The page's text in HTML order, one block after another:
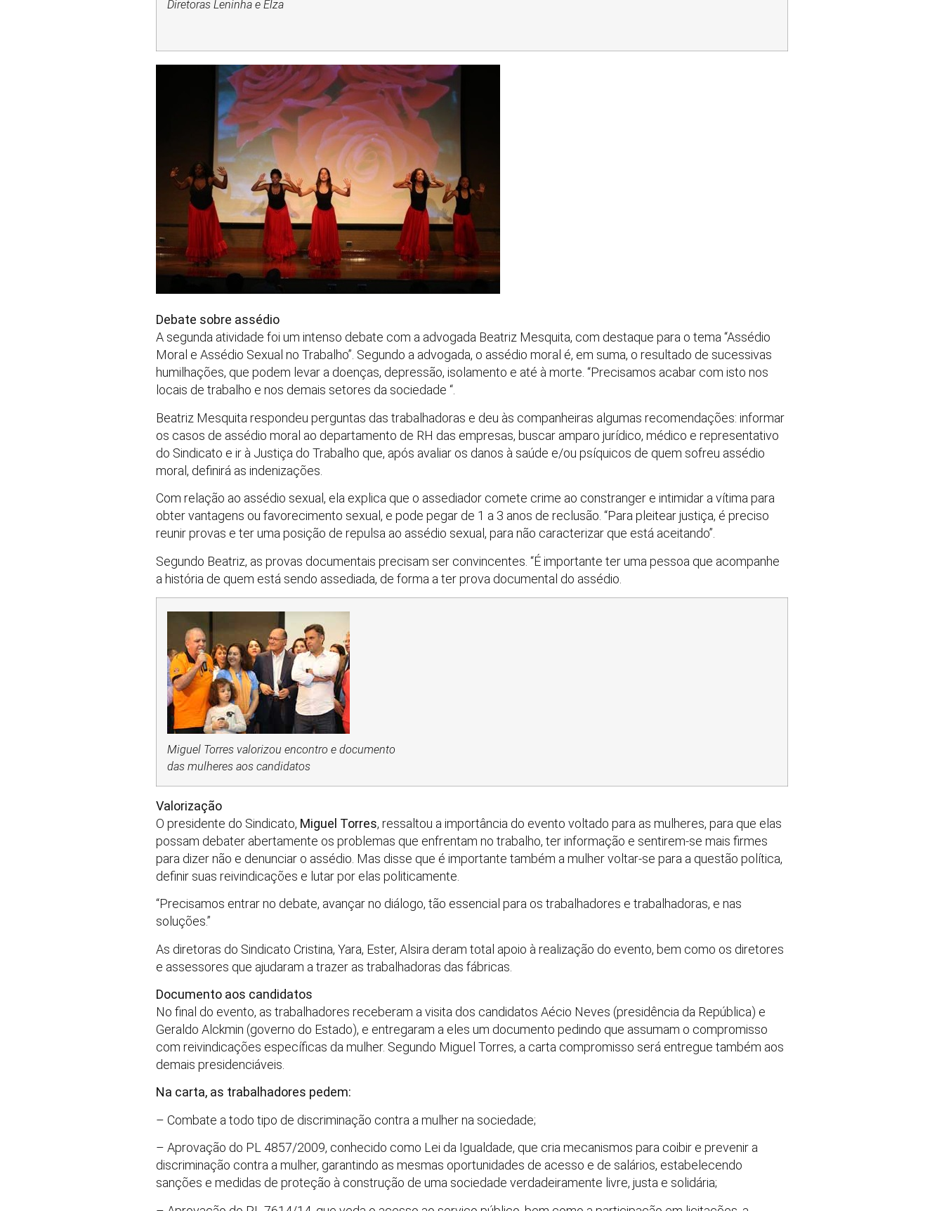
Diretoras Leninha e Elza
Debate sobre assédio
A segunda atividade foi um intenso debate com a advogada Beatriz Mesquita, com destaque para o tema “Assédio
Moral e Assédio Sexual no Trabalho”. Segundo a advogada, o assédio moral é, em suma, o resultado de sucessivas
humilhações, que podem levar a doenças, depressão, isolamento e até à morte. “Precisamos acabar com isto nos
locais de trabalho e nos demais setores da sociedade “.
Beatriz Mesquita respondeu perguntas das trabalhadoras e deu às companheiras algumas recomendações: informar
os casos de assédio moral ao departamento de RH das empresas, buscar amparo jurídico, médico e representativo
do Sindicato e ir à Justiça do Trabalho que, após avaliar os danos à saúde e/ou psíquicos de quem sofreu assédio
moral, definirá as indenizações.
Com relação ao assédio sexual, ela explica que o assediador comete crime ao constranger e intimidar a vítima para
obter vantagens ou favorecimento sexual, e pode pegar de 1 a 3 anos de reclusão. “Para pleitear justiça, é preciso
reunir provas e ter uma posição de repulsa ao assédio sexual, para não caracterizar que está aceitando”.
Segundo Beatriz, as provas documentais precisam ser convincentes. “É importante ter uma pessoa que acompanhe
a história de quem está sendo assediada, de forma a ter prova documental do assédio.
Miguel Torres valorizou encontro e documento
das mulheres aos candidatos
Valorização
O presidente do Sindicato, Miguel Torres, ressaltou a importância do evento voltado para as mulheres, para que elas
possam debater abertamente os problemas que enfrentam no trabalho, ter informação e sentirem-se mais firmes
para dizer não e denunciar o assédio. Mas disse que é importante também a mulher voltar-se para a questão política,
definir suas reivindicações e lutar por elas politicamente.
“Precisamos entrar no debate, avançar no diálogo, tão essencial para os trabalhadores e trabalhadoras, e nas
soluções.”
As diretoras do Sindicato Cristina, Yara, Ester, Alsira deram total apoio à realização do evento, bem como os diretores
e assessores que ajudaram a trazer as trabalhadoras das fábricas.
Documento aos candidatos
No final do evento, as trabalhadores receberam a visita dos candidatos Aécio Neves (presidência da República) e
Geraldo Alckmin (governo do Estado), e entregaram a eles um documento pedindo que assumam o compromisso
com reivindicações específicas da mulher. Segundo Miguel Torres, a carta compromisso será entregue também aos
demais presidenciáveis.
Na carta, as trabalhadores pedem:
– Combate a todo tipo de discriminação contra a mulher na sociedade;
– Aprovação do PL 4857/2009, conhecido como Lei da Igualdade, que cria mecanismos para coibir e prevenir a
discriminação contra a mulher, garantindo as mesmas oportunidades de acesso e de salários, estabelecendo
sanções e medidas de proteção à construção de uma sociedade verdadeiramente livre, justa e solidária;